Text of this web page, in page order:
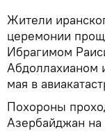
Жители
церемонии
Ибрагимом
Абдоллахианом
мая в
Похороны
Азербайджан на